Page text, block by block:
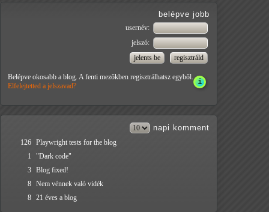
belépve jobb
usernév:
jelszó:
Belépve okosabb a blog. A fenti mezőkben regisztrálhatsz egyből.
Elfelejtetted a jelszavad?
napi komment
126 Playwright tests for the blog
1
"Dark code"
3 Blog fixed!
8 Nem vénnek való vidék
8 21 éves a blog